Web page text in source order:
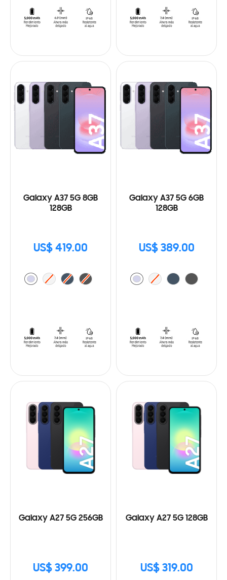
Galaxy A37 5G 8GB
128GB
US$ 419.00
Galaxy A37 5G 6GB
128GB
US$ 389.00
Galaxy A27 5G 256GB
US$ 399.00
Galaxy A27 5G 128GB
US$ 319.00